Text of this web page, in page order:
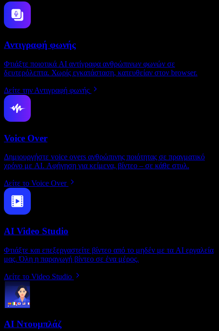
Αντιγραφή φωνής
Φτιάξτε ποιοτικά AI αντίγραφα ανθρώπινων φωνών σε
δευτερόλεπτα. Χωρίς εγκατάσταση, κατευθείαν στον browser.
Δείτε την Αντιγραφή φωνής
Voice Over
Δημιουργήστε voice overs ανθρώπινης ποιότητας σε πραγματικό
χρόνο με AI. Αφήγηση για κείμενα, βίντεο – σε κάθε στυλ.
Δείτε το Voice Over
AI Video Studio
Φτιάξτε και επεξεργαστείτε βίντεο από το μηδέν με τα AI εργαλεία
μας. Όλη η παραγωγή βίντεο σε ένα μέρος.
Δείτε το Video Studio
AI Ντουμπλάζ